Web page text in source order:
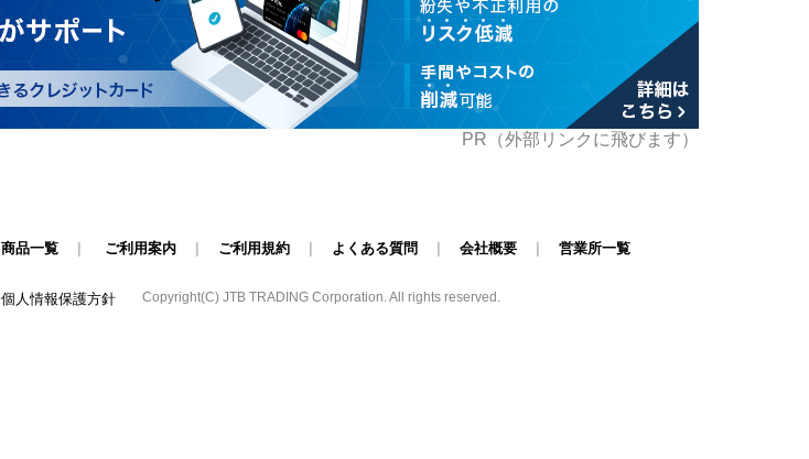
PR（外部リンクに飛びます）
商品一覧 | ご利用案内 | ご利用規約 | よくある質問 | 会社概要 | 営業所一覧
個人情報保護方針 Copyright(C) JTB TRADING Corporation. All rights reserved.